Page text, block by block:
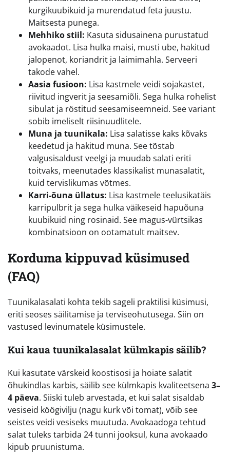
kurgikuubikuid ja murendatud feta juustu.
Maitsesta punega.
Mehhiko stiil: Kasuta sidusainena purustatud
avokaadot. Lisa hulka maisi, musti ube, hakitud
jalopenot, koriandrit ja laimimahla. Serveeri
takode vahel.
Aasia fusioon: Lisa kastmele veidi sojakastet,
riivitud ingverit ja seesamiõli. Sega hulka rohelist
sibulat ja röstitud seesamiseemneid. See variant
sobib imeliselt riisinuudlitele.
Muna ja tuunikala: Lisa salatisse kaks kõvaks
keedetud ja hakitud muna. See tõstab
valgusisaldust veelgi ja muudab salati eriti
toitvaks, meenutades klassikalist munasalatit,
kuid tervislikumas võtmes.
Karri-õuna üllatus: Lisa kastmele teelusikatäis
karripulbrit ja sega hulka väikeseid hapuõuna
kuubikuid ning rosinaid. See magus-vürtsikas
kombinatsioon on ootamatult maitsev.
Korduma kippuvad küsimused
(FAQ)
Tuunikalasalati kohta tekib sageli praktilisi küsimusi,
eriti seoses säilitamise ja terviseohutusega. Siin on
vastused levinumatele küsimustele.
Kui kaua tuunikalasalat külmkapis säilib?
Kui kasutate värskeid koostisosi ja hoiate salatit
õhukindlas karbis, säilib see külmkapis kvaliteetsena 3–
4 päeva. Siiski tuleb arvestada, et kui salat sisaldab
vesiseid köögivilju (nagu kurk või tomat), võib see
seistes veidi vesiseks muutuda. Avokaadoga tehtud
salat tuleks tarbida 24 tunni jooksul, kuna avokaado
kipub pruunistuma.